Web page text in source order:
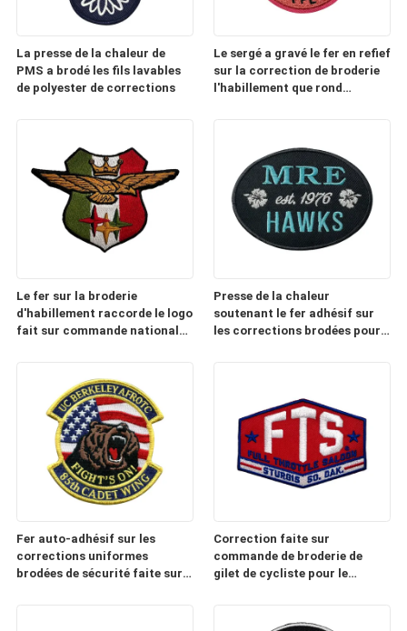
La presse de la chaleur de
PMS a brodé les fils lavables
de polyester de corrections
Le sergé a gravé le fer en refief
sur la correction de broderie
l'habillement que rond
Le fer sur la broderie
d'habillement raccorde le logo
fait sur commande national
Presse de la chaleur
soutenant le fer adhésif sur
les corrections brodées pour
Fer auto-adhésif sur les
corrections uniformes
brodées de sécurité faite sur
Correction faite sur
commande de broderie de
gilet de cycliste pour le